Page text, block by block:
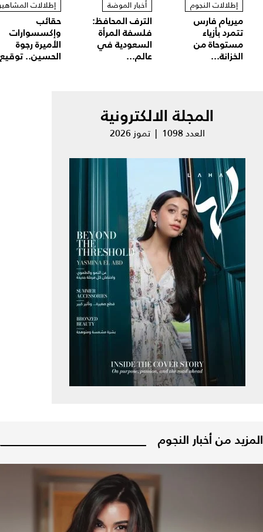
إطلالات النجوم
ميريام فارس
تتمرد بأزياء
مستوحاة من
الخزانة...
أخبار الموضة
الترف المحافظ:
فلسفة المرأة
السعودية في
عالم...
إطلالات
حقائب
وإكسسوارات
الأميرة رجوة
الحسين..
المجلة الالكترونية
العدد 1098 | تموز 2026
المزيد من أخبار النجوم